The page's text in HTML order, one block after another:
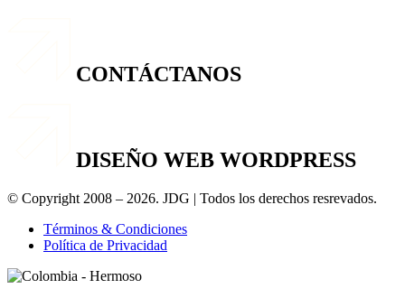
CONTÁCTANOS
DISEÑO WEB WORDPRESS
© Copyright 2008 – 2026. JDG | Todos los derechos resrevados.
Términos & Condiciones
Política de Privacidad